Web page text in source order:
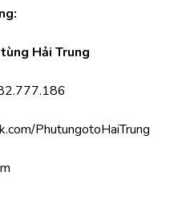
Hải Trung
PhutungotoHaiTrung